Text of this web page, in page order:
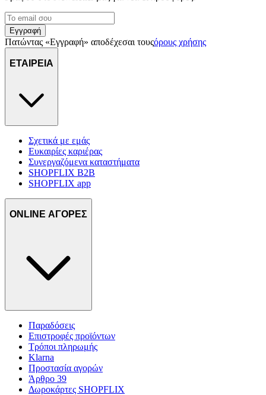
Εγγραφή
Πατώντας «Εγγραφή» αποδέχεσαι τουςόρους χρήσης
ΕΤΑΙΡΕΙΑ
Σχετικά με εμάς
Ευκαιρίες καριέρας
Συνεργαζόμενα καταστήματα
SHOPFLIX B2B
SHOPFLIX app
ONLINE ΑΓΟΡΕΣ
Παραδόσεις
Επιστροφές προϊόντων
Τρόποι πληρωμής
Klarna
Προστασία αγορών
Άρθρο 39
Δωροκάρτες SHOPFLIX